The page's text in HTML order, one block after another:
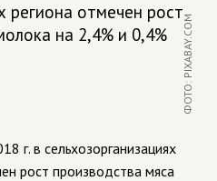
региона отмечен рост
на 2,4% и 0,4%
ФОТО: PIXABAY.COM
г. в сельхозорганизациях
рост производства мяса